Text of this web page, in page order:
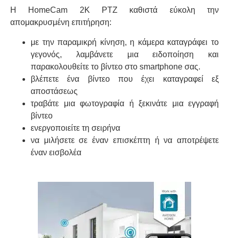
Η HomeCam 2K PTZ καθιστά εύκολη την
απομακρυσμένη επιτήρηση:
με την παραμικρή κίνηση, η κάμερα καταγράφει το
γεγονός, λαμβάνετε μια ειδοποίηση και
παρακολουθείτε το βίντεο στο smartphone σας.
βλέπετε ένα βίντεο που έχει καταγραφεί εξ
αποστάσεως
τραβάτε μια φωτογραφία ή ξεκινάτε μια εγγραφή
βίντεο
ενεργοποιείτε τη σειρήνα
να μιλήσετε σε έναν επισκέπτη ή να αποτρέψετε
έναν εισβολέα